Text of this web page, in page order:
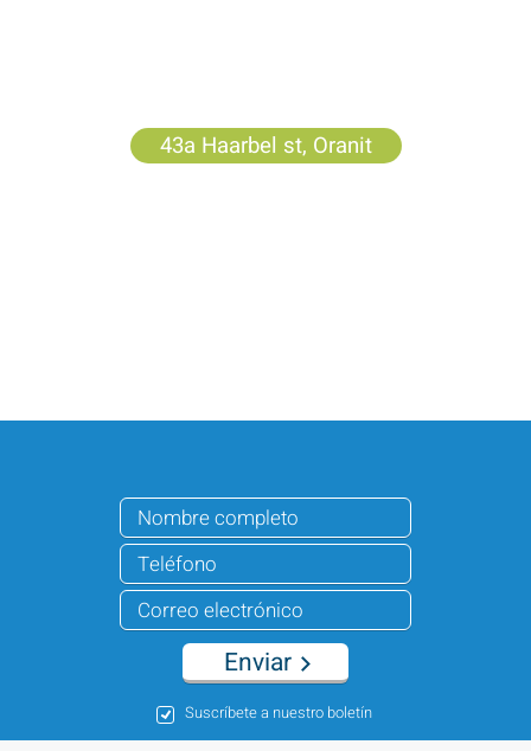
43a Haarbel st, Oranit
Suscríbete a nuestro boletín
Enviar